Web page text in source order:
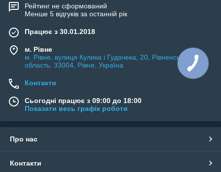
Рейтинг не сформований
Менше 5 відгуків за останній рік
Працює з 30.01.2018
м. Рівне
м. Рівне, вулиця Кулика і Гудачека, 20, Рівненська
область, 33004, Рівне, Україна
Контакти
Сьогодні працює з 09:00 до 18:00
Показати весь графік роботи
Про нас
Контакти